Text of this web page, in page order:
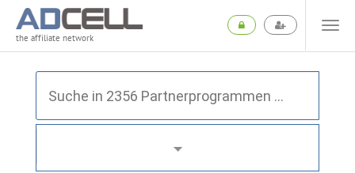
the affiliate network